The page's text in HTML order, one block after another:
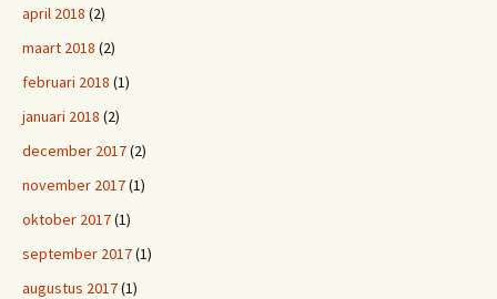
april 2018 (2)
maart 2018 (2)
februari 2018 (1)
januari 2018 (2)
december 2017(2)
november 2017(1)
oktober 2017(1)
september 2017(1)
augustus 2017(1)